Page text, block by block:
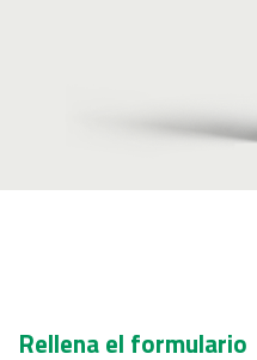
Rellena el formulario